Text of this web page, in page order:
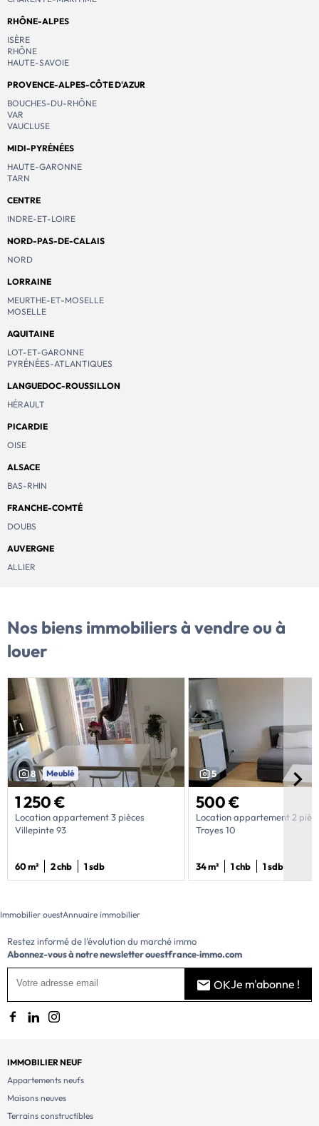
RHÔNE-ALPES
ISÈRE
RHÔNE
HAUTE-SAVOIE
PROVENCE-ALPES-CÔTE D'AZUR
BOUCHES-DU-RHÔNE
VAR
VAUCLUSE
MIDI-PYRÉNÉES
HAUTE-GARONNE
TARN
CENTRE
INDRE-ET-LOIRE
NORD-PAS-DE-CALAIS
NORD
LORRAINE
MEURTHE-ET-MOSELLE
MOSELLE
AQUITAINE
LOT-ET-GARONNE
PYRÉNÉES-ATLANTIQUES
LANGUEDOC-ROUSSILLON
HÉRAULT
PICARDIE
OISE
ALSACE
BAS-RHIN
FRANCHE-COMTÉ
DOUBS
AUVERGNE
ALLIER
Nos biens immobiliersà vendre ou à
louer
8 Meublé
1 250 €
Location appartement 3 pièces
Villepinte 93
60 m² 2 chb 1 sdb
5
500 €
Location appartement 2
Troyes 10
34 m² 1 chb 1 sdb
Immobilier ouestAnnuaire immobilier
Restez informé de l'évolution du marché immo
Abonnez-vous à notre newsletterouestfrance‑immo.com
OKJe m'abonne !
IMMOBILIER NEUF
Appartements neufs
Maisons neuves
Terrains constructibles